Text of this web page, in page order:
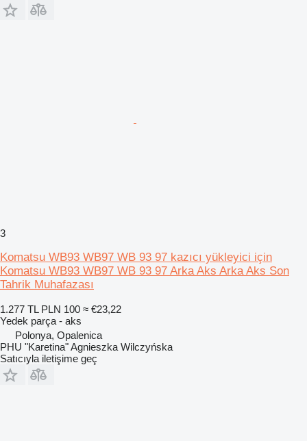
3
Komatsu WB93 WB97 WB 93 97 kazıcı yükleyici için
Komatsu WB93 WB97 WB 93 97 Arka Aks Arka Aks Son
Tahrik Muhafazası
1.277 TL PLN 100 ≈ €23,22
Yedek parça - aks
Polonya, Opalenica
PHU "Karetina" Agnieszka Wilczyńska
Satıcıyla iletişime geç